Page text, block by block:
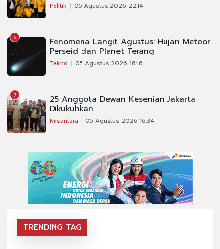
Politik 05 Agustus 2026 22:14
6 Fenomena Langit Agustus: Hujan Meteor
Perseid dan Planet Terang
Tekno 05 Agustus 2026 16:16
7 25 Anggota Dewan Kesenian Jakarta
Dikukuhkan
Nusantara 05 Agustus 2026 16:34
TRENDING TAG